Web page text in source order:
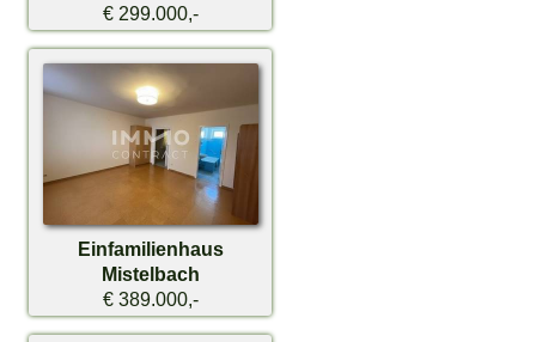
€ 299.000,-
Einfamilienhaus
Mistelbach
€ 389.000,-